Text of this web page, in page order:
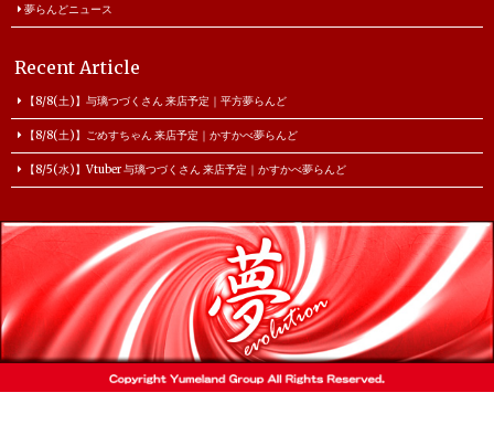
夢らんどニュース
Recent Article
【8/8(土)】与璃つづくさん 来店予定｜平方夢らんど
【8/8(土)】ごめすちゃん 来店予定｜かすかべ夢らんど
【8/5(水)】Vtuber 与璃つづくさん 来店予定｜かすかべ夢らんど